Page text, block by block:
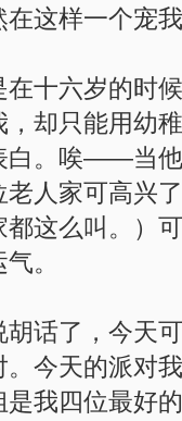
这样一个宠
十六岁的时
却只能用幼
白。唉——当
老人家可高兴
这么叫。）
。
话了，今天
今天的派对
我四位最好